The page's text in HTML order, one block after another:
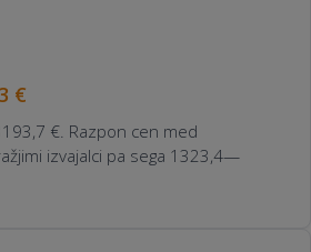
€
€. Razpon cen med
izvajalci pa sega 1323,4—